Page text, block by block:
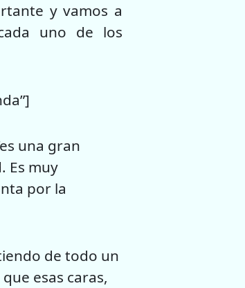
y vamos a
uno de los
una gran
Es muy
por la
de todo un
esas caras,